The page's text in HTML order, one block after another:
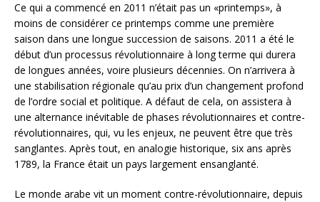
Ce qui a commencé en 2011 n’était pas un «printemps», à
moins de considérer ce printemps comme une première
saison dans une longue succession de saisons. 2011 a été le
début d’un processus révolutionnaire à long terme qui durera
de longues années, voire plusieurs décennies. On n’arrivera à
une stabilisation régionale qu’au prix d’un changement profond
de l’ordre social et politique. A défaut de cela, on assistera à
une alternance inévitable de phases révolutionnaires et contre-
révolutionnaires, qui, vu les enjeux, ne peuvent être que très
sanglantes. Après tout, en analogie historique, six ans après
1789, la France était un pays largement ensanglanté.
Le monde arabe vit un moment contre-révolutionnaire, depuis